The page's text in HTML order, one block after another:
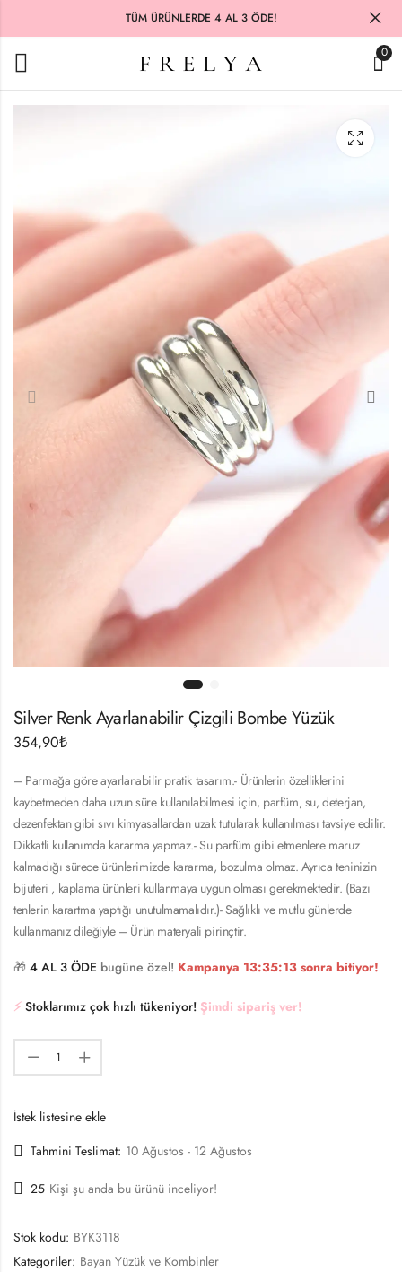
TÜM ÜRÜNLERDE 4 AL 3 ÖDE!
0
Silver Renk Ayarlanabilir Çizgili Bombe Yüzük
354,90₺
– Parmağa göre ayarlanabilir pratik tasarım.- Ürünlerin özelliklerini
kaybetmeden daha uzun süre kullanılabilmesi için, parfüm, su, deterjan,
dezenfektan gibi sıvı kimyasallardan uzak tutularak kullanılması tavsiye edilir.
Dikkatli kullanımda kararma yapmaz.- Su parfüm gibi etmenlere maruz
kalmadığı sürece ürünlerimizde kararma, bozulma olmaz. Ayrıca teninizin
bijuteri , kaplama ürünleri kullanmaya uygun olması gerekmektedir. (Bazı
tenlerin karartma yaptığı unutulmamalıdır.)- Sağlıklı ve mutlu günlerde
kullanmanız dileğiyle – Ürün materyali pirinçtir.
🎁 4 AL 3 ÖDE bugüne özel! Kampanya 13:35:13 sonra bitiyor!
⚡️ Stoklarımız çok hızlı tükeniyor! Şimdi sipariş ver!
İstek listesine ekle
Tahmini Teslimat: 10 Ağustos - 12 Ağustos
25 Kişi şu anda bu ürünü inceliyor!
Stok kodu: BYK3118
Kategoriler: Bayan Yüzük ve Kombinler